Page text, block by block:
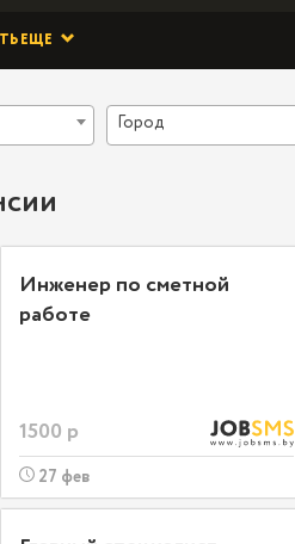
ЕЩЕ
Город
Инженер по сметной
работе
1500 р
27 фев